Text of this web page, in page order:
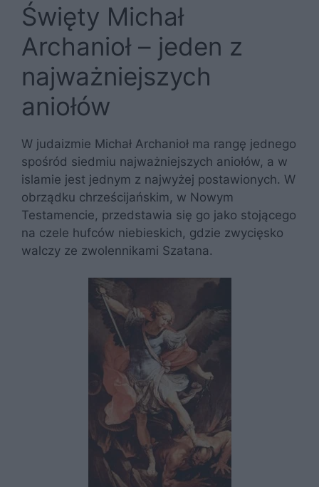
Święty Michał
Archanioł – jeden z
najważniejszych
aniołów
W judaizmie Michał Archanioł ma rangę jednego
spośród siedmiu najważniejszych aniołów, a w
islamie jest jednym z najwyżej postawionych. W
obrządku chrześcijańskim, w Nowym
Testamencie, przedstawia się go jako stojącego
na czele hufców niebieskich, gdzie zwycięsko
walczy ze zwolennikami Szatana.